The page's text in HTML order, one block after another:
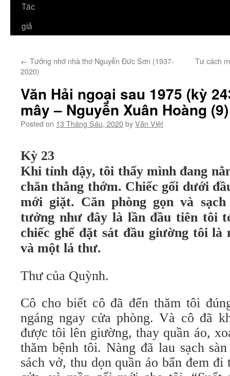
Tác
giả
← Tưởng nhớ nhà thơ Nguyễn Đức Sơn (1937-
2020)
Tư cách
Văn Hải ngoại sau 1975 (kỳ
mây – Nguyễn Xuân Hoàng (9)
Posted on 13 Tháng Sáu, 2020byVăn Việt
Kỳ 23
Khi tỉnh dậy, tôi thấy mình đang
chăn thẳng thớm. Chiếc gối dưới
mới giặt. Căn phòng gọn và
tưởng như đây là lần đầu tiên tôi
chiếc ghế đặt sát đầu giường tôi
và một lá thư.
Thư của Quỳnh.
Cô cho biết cô đã đến thăm tôi
ngáng ngay cửa phòng. Và cô đã
được tôi lên giường, thay quần áo,
thăm bệnh tôi. Nàng đã lau sạch
sách vở, thu dọn quần áo bẩn đem